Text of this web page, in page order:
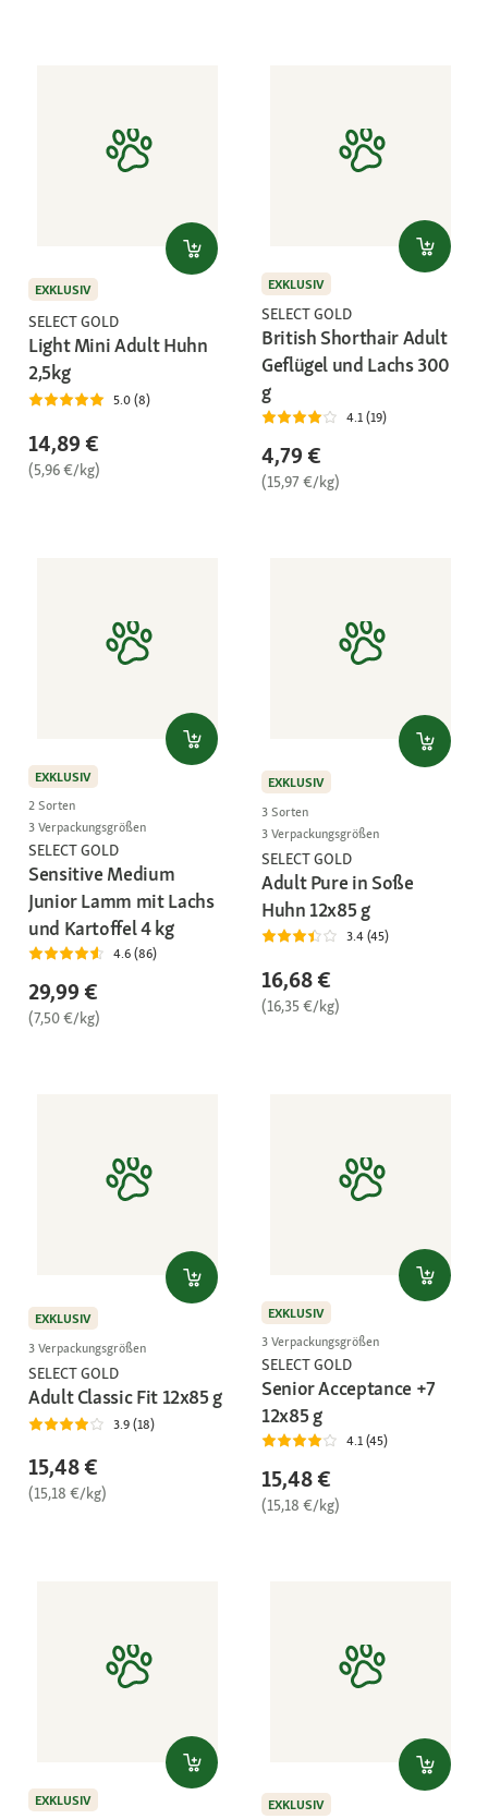
EXKLUSIV
SELECT GOLD
Light Mini Adult Huhn
2,5kg
5.0 (8)
14,89 €
(5,96 €/kg)
EXKLUSIV
SELECT GOLD
British Shorthair Adult
Geflügel und Lachs 300
g
4.1 (19)
4,79 €
(15,97 €/kg)
EXKLUSIV
2 Sorten
3 Verpackungsgrößen
SELECT GOLD
Sensitive Medium
Junior Lamm mit Lachs
und Kartoffel 4 kg
4.6 (86)
29,99 €
(7,50 €/kg)
EXKLUSIV
3 Sorten
3 Verpackungsgrößen
SELECT GOLD
Adult Pure in Soße
Huhn 12x85 g
3.4 (45)
16,68 €
(16,35 €/kg)
EXKLUSIV
3 Verpackungsgrößen
SELECT GOLD
Adult Classic Fit 12x85 g
3.9 (18)
15,48 €
(15,18 €/kg)
EXKLUSIV
3 Verpackungsgrößen
SELECT GOLD
Senior Acceptance +7
12x85 g
4.1 (45)
15,48 €
(15,18 €/kg)
EXKLUSIV
EXKLUSIV